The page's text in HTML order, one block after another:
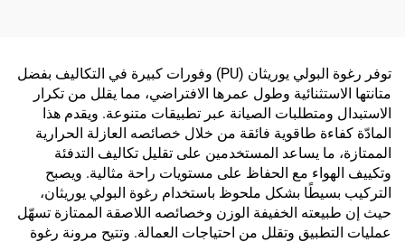
توفر رغوة البولي يوريثان (PU) وفورات كبيرة في التكاليف بفضل
متانتها الاستثنائية وطول عمرها الافتراضي، مما يقلل من تكرار
الاستبدال ومتطلبات الصيانة عبر تطبيقات متنوعة. ويقدم هذا
المادّة كفاءة طاقوية فائقة من خلال خصائصه العازلة الحرارية
الممتازة، ما يساعد المستخدمين على تقليل تكاليف التدفئة
وتكييف الهواء مع الحفاظ على مستويات راحة مثالية. ويصبح
التركيب بسيطًا بشكل ملحوظ باستخدام رغوة البولي يوريثان،
حيث إن طبيعته الخفيفة الوزن وخصائصه اللاصقة الممتازة تسهّل
عمليات التطبيق وتقلل من احتياجات العمالة. وتتيح مرونة رغوة